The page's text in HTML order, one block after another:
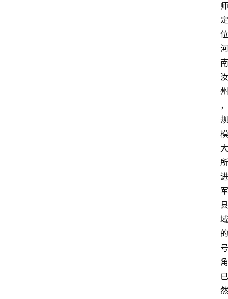
师
定
位
河
南
汝
州
，
规
模
大
所
进
军
县
域
的
号
角
已
然